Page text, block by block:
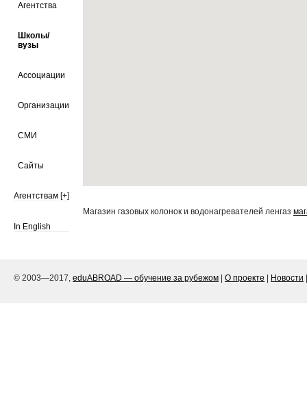
Агентства
Школы/
вузы
Ассоциации
Организации
СМИ
Сайты
Агентствам [+]
In English
Магазин газовых колонок и водонагревателей ленгаз
© 2003—2017, eduABROAD — обучение за рубежом О проекте Новости